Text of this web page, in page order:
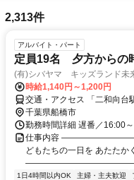
2,313件
アルバイト・パート
定員19名 夕方からの
(有)シバヤマ キッズランド未
時給1,140円～1,200円
交通・アクセス 「二和向台
千葉県船橋市
勤務時間詳細 遅番／16:00
仕事内容
どもたちの一日を あたたか
1日4時間以内OK 主婦・主夫歓迎